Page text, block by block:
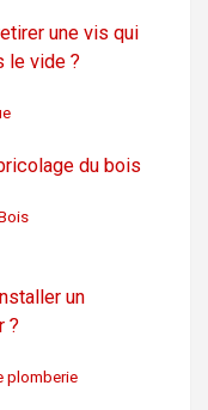
une vis qui
le vide ?
du bois
un
?
plomberie